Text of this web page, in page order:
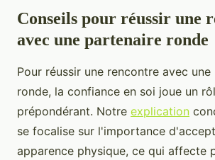
Conseils pour réussir une
avec une partenaire ronde
Pour réussir une rencontre avec
ronde, la confiance en soi joue un
prépondérant. Notre explication
se focalise sur l'importance
apparence physique, ce qui affecte